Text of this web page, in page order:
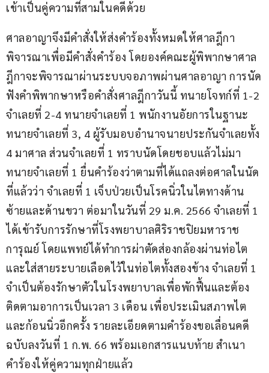
เข้าเป็นคู่ความที่สามในคดีด้วย
ศาลอาญาจึงมีคำสั่งให้ส่งคำร้องทั้งหมดให้ศาลฎีกา
พิจารณาเพื่อมีคำสั่งคำร้อง โดยองค์คณะผู้พิพากษาศาล
ฎีกาจะพิจารณาผ่านระบบจอภาพผ่านศาลอาญา การนัด
ฟังคำพิพากษาหรือคำสั่งศาลฎีกาวันนี้ ทนายโจทก์ที่ 1-2
จำเลยที่ 2-4 ทนายจำเลยที่ 1 พนักงานอัยการในฐานะ
ทนายจำเลยที่ 3, 4 ผู้รับมอบอำนาจนายประกันจำเลยทั้ง
4 มาศาล ส่วนจำเลยที่ 1 ทราบนัดโดยชอบแล้วไม่มา
ทนายจำเลยที่ 1 ยื่นคำร้องว่าตามที่ได้แถลงต่อศาลในนัด
ที่แล้วว่า จำเลยที่ 1 เจ็บป่วยเป็นโรคนิ่วในไตทางด้าน
ซ้ายและด้านขวา ต่อมาในวันที่ 29 ม.ค. 2566 จำเลยที่ 1
ได้เข้ารับการรักษาที่โรงพยาบาลศิริราชปิยมหาราช
การุณย์ โดยแพทย์ได้ทำการผ่าตัดส่องกล้องผ่านท่อไต
และใส่สายระบายเลือดไว้ในท่อไตทั้งสองข้าง จำเลยที่ 1
จำเป็นต้องรักษาตัวในโรงพยาบาลเพื่อพักฟื้นและต้อง
ติดตามอาการเป็นเวลา 3 เดือน เพื่อประเมินสภาพไต
และก้อนนิ่วอีกครั้ง รายละเอียดตามคำร้องขอเลื่อนคดี
ฉบับลงวันที่ 1 ก.พ. 66 พร้อมเอกสารแนบท้าย สำเนา
คำร้องให้คู่ความทุกฝ่ายแล้ว